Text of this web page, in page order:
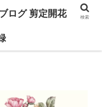
ログ 剪定開花 検索